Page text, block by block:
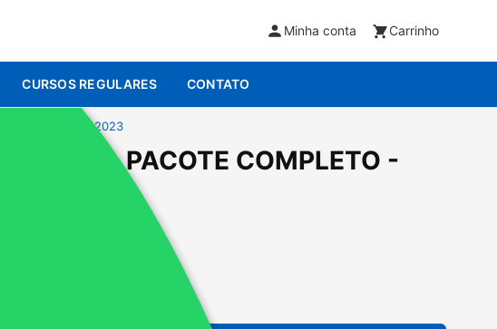
Minha conta Carrinho
CURSOS REGULARES CONTATO
- ESTRATEGIA 2023
- PACOTE COMPLETO -